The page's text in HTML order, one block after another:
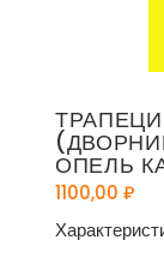
ОПЕЛЬ
1100,00 ₽